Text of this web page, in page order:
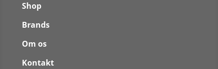
Shop
Brands
Om os
Kontakt